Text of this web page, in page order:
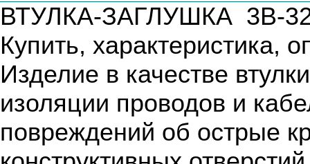
ВТУЛКА-ЗАГЛУШКА 3В-
Купить, характеристика,
Изделие в качестве
изоляции проводов и
повреждений об острые